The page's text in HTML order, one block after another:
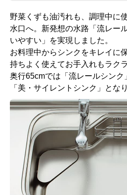
野菜くずも油汚れも、調理中に
水口へ。新発想の水路「流レー
いやすい」を実現しました。
お料理中からシンクをキレイに
持ちよく使えてお手入れもラク
奥行65cmでは「流レールシンク
「美・サイレントシンク」とな